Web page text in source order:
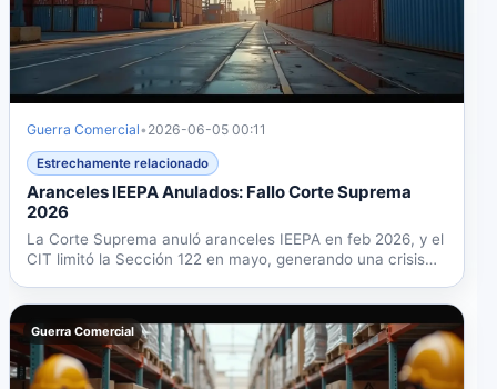
Guerra Comercial• 2026-06-05 00:11
Estrechamente relacionado
Aranceles IEEPA Anulados: Fallo Corte Suprema
2026
La Corte Suprema anuló aranceles IEEPA en feb 2026, y el
CIT limitó la Sección 122 en mayo, generando una crisis
Guerra Comercial